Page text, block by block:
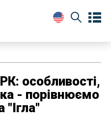
особливості,
- порівнюємо